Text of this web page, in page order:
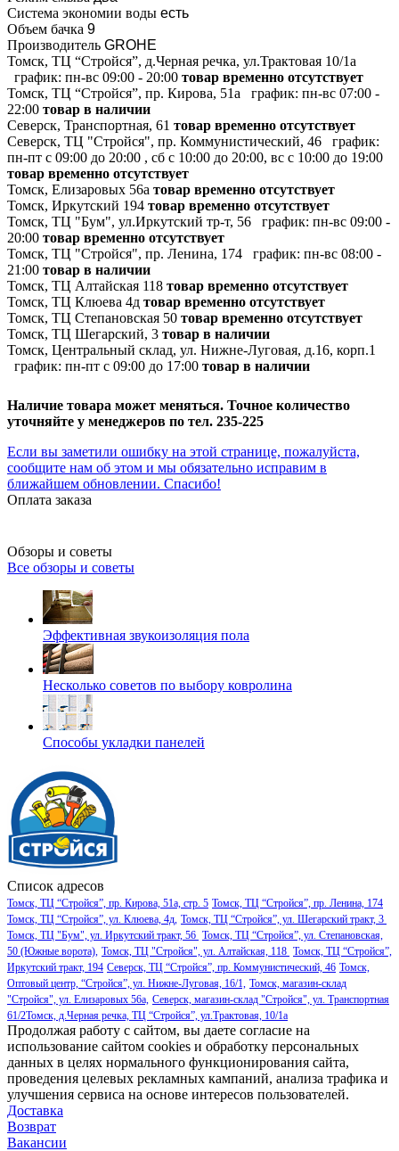
Система экономии воды есть
Объем бачка 9
Производитель GROHE
Томск, ТЦ “Стройся”, д.Черная речка, ул.Трактовая 10/1а
график: пн-вс 09:00 - 20:00 товар временно отсутствует
Томск, ТЦ “Стройся”, пр. Кирова, 51а
график: пн-вс 07:00 -
22:00 товар в наличии
Северск, Транспортная, 61 товар временно отсутствует
Северск, ТЦ "Стройся", пр. Коммунистический, 46
график:
пн-пт с 09:00 до 20:00 , сб с 10:00 до 20:00, вс с 10:00 до 19:00
товар временно отсутствует
Томск, Елизаровых 56а товар временно отсутствует
Томск, Иркутский 194 товар временно отсутствует
Томск, ТЦ "Бум", ул.Иркутский тр-т, 56
график: пн-вс 09:00 -
20:00 товар временно отсутствует
Томск, ТЦ "Стройся", пр. Ленина, 174
график: пн-вс 08:00 -
21:00 товар в наличии
Томск, ТЦ Алтайская 118 товар временно отсутствует
Томск, ТЦ Клюева 4д товар временно отсутствует
Томск, ТЦ Степановская 50 товар временно отсутствует
Томск, ТЦ Шегарский, 3 товар в наличии
Томск, Центральный склад, ул. Нижне-Луговая, д.16, корп.1
график: пн-пт с 09:00 до 17:00 товар в наличии
Наличие товара может меняться. Точное количество
уточняйте у менеджеров по тел. 235-225
Если вы заметили ошибку на этой странице, пожалуйста,
сообщите нам об этом и мы обязательно исправим в
ближайшем обновлении. Спасибо!
Оплата заказа
Обзоры и советы
Все обзоры и советы
Эффективная звукоизоляция пола
Несколько советов по выбору ковролина
Способы укладки панелей
Список адресов
Томск, ТЦ “Стройся”, пр. Кирова, 51а, стр. 5 Томск, ТЦ “Стройся”, пр. Ленина, 174
Томск, ТЦ “Стройся”, ул. Клюева, 4д, Томск, ТЦ “Стройся”, ул. Шегарский тракт, 3
Томск, ТЦ "Бум", ул. Иркутский тракт, 56 Томск, ТЦ “Стройся”, ул. Степановская,
50 (Южные ворота), Томск, ТЦ "Стройся", ул. Алтайская, 118 Томск, ТЦ “Стройся”,
Иркутский тракт, 194 Северск, ТЦ “Стройся”, пр. Коммунистический, 46 Томск,
Оптовый центр, “Стройся”, ул. Нижне-Луговая, 16/1, Томск, магазин-склад
"Стройся", ул. Елизаровых 56а, Северск, магазин-склад "Стройся", ул. Транспортная
61/2Томск, д.Черная речка, ТЦ “Стройся”, ул.Трактовая, 10/1а
Продолжая работу с сайтом, вы даете согласие на
использование сайтом cookies и обработку персональных
данных в целях нормального функционирования сайта,
проведения целевых рекламных кампаний, анализа трафика и
улучшения сервиса на основе интересов пользователей.
Доставка
Возврат
Вакансии